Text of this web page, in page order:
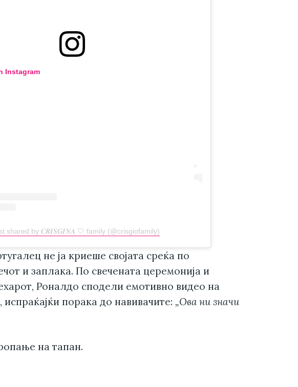
Instagram
shared by 𝑪𝑹𝑰𝑺𝑮𝑰𝑵𝑨 🤍 family (@crisgiofamily)
не ја криеше својата среќа по
и заплака. По свечената церемонија и
Роналдо сподели емотивно видео на
порака до навивачите: „Ова ни значи
на тапан.